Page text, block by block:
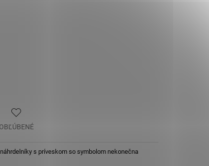
OBĽÚBENÉ
s príveskom so symbolom nekonečna